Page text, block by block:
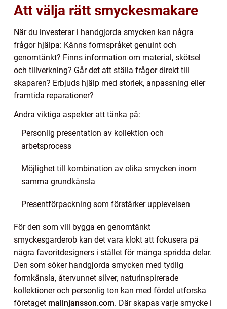
Att välja rätt smyckesmakare
När du investerar i handgjorda smycken kan några
frågor hjälpa: Känns formspråket genuint och
genomtänkt? Finns information om material, skötsel
och tillverkning? Går det att ställa frågor direkt till
skaparen? Erbjuds hjälp med storlek, anpassning eller
framtida reparationer?
Andra viktiga aspekter att tänka på:
Personlig presentation av kollektion och
arbetsprocess
Möjlighet till kombination av olika smycken inom
samma grundkänsla
Presentförpackning som förstärker upplevelsen
För den som vill bygga en genomtänkt
smyckesgarderob kan det vara klokt att fokusera på
några favoritdesigners i stället för många spridda delar.
Den som söker handgjorda smycken med tydlig
formkänsla, återvunnet silver, naturinspirerade
kollektioner och personlig ton kan med fördel utforska
företaget malinjansson.com. Där skapas varje smycke i